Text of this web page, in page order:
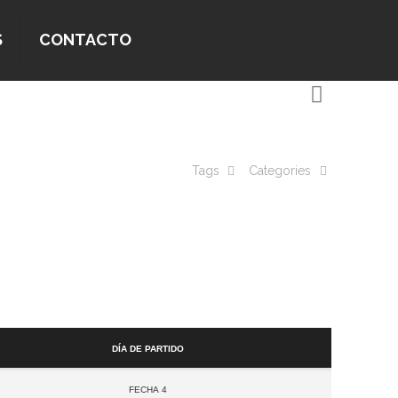
CONTACTO
Categories
Tags
Día de partido
Fecha 4